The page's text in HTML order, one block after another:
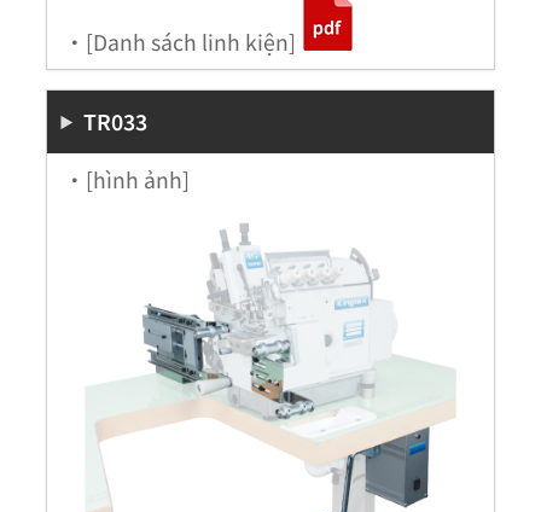
・[Danh sách linh kiện]
TR033
・[hình ảnh]